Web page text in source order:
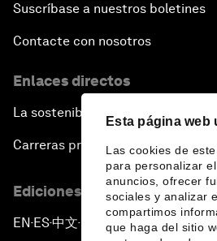
Esta página web
Las cookies de
para personalizar
anuncios, ofrecer
sociales y analizar
compartimos
que haga del sitio
Suscríbase a nuestros boletines
Contacte con nosotros
Enlaces directos
La sostenibilidad en el Foro
Carreras profesionales
Ediciones en otros idiomas
EN ▪ES▪中文▪ 日本語